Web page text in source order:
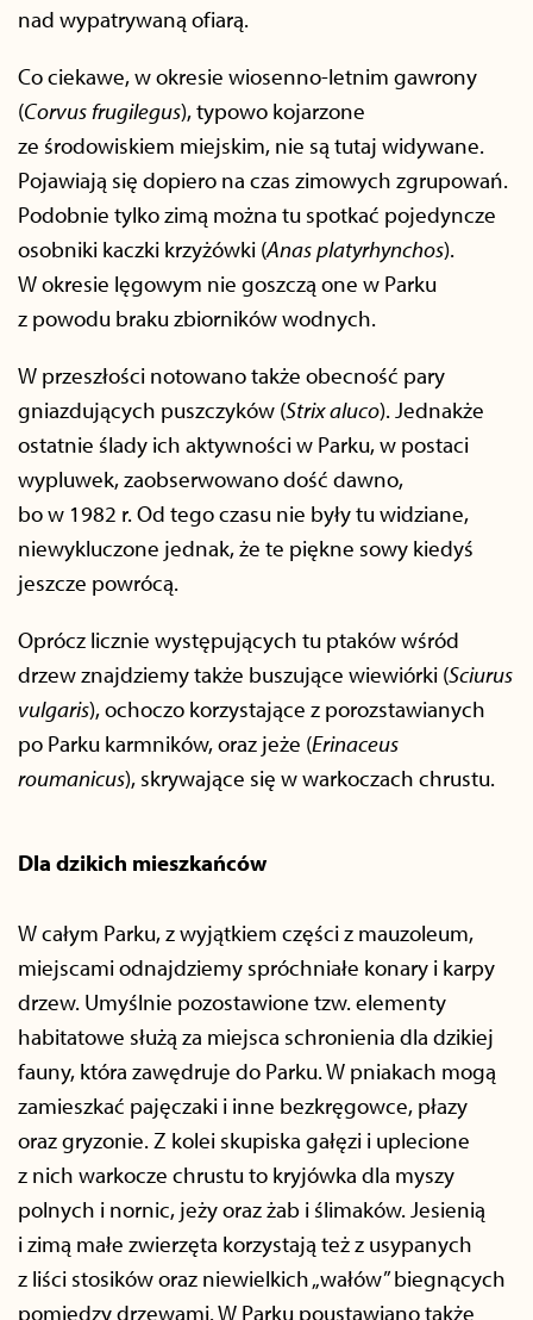
nad wypatrywaną ofiarą.
Co ciekawe, w okresie wiosenno-letnim gawrony
(Corvusfrugilegus), typowo kojarzone
ze środowiskiem miejskim, nie są tutaj widywane.
Pojawiają się dopiero na czas zimowych zgrupowań.
Podobnie tylko zimą można tu spotkać pojedyncze
osobniki kaczki krzyżówki (Anasplatyrhynchos).
W okresie lęgowym nie goszczą one w Parku
z powodu braku zbiorników wodnych.
W przeszłości notowano także obecność pary
gniazdujących puszczyków (Strixaluco). Jednakże
ostatnie ślady ich aktywności w Parku, w postaci
wypluwek, zaobserwowano dość dawno,
bo w 1982 r. Od tego czasu nie były tu widziane,
niewykluczone jednak, że te piękne sowy kiedyś
jeszcze powrócą.
Oprócz licznie występujących tu ptaków wśród
drzew znajdziemy także buszujące wiewiórki (Sciurus
vulgaris), ochoczo korzystające z porozstawianych
po Parku karmników, oraz jeże (Erinaceus
roumanicus), skrywające się w warkoczach chrustu.
Dla dzikich mieszkańców
W całym Parku, z wyjątkiem części z mauzoleum,
miejscami odnajdziemy spróchniałe konary i karpy
drzew. Umyślnie pozostawione tzw. elementy
habitatowe służą za miejsca schronienia dla dzikiej
fauny, która zawędruje do Parku. W pniakach mogą
zamieszkać pajęczaki i inne bezkręgowce, płazy
oraz gryzonie. Z kolei skupiska gałęzi i uplecione
z nich warkocze chrustu to kryjówka dla myszy
polnych i nornic, jeży oraz żab i ślimaków. Jesienią
i zimą małe zwierzęta korzystają też z usypanych
z liści stosików oraz niewielkich „wałów” biegnących
pomiędzy drzewami. W Parku poustawiano także